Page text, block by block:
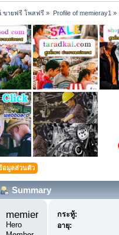
ขายฟรี โพสฟรี » Profile of memieray1 »
อมูลส่วนตัว
Summary
memieray1
Hero
กระทู้:
อายุ: